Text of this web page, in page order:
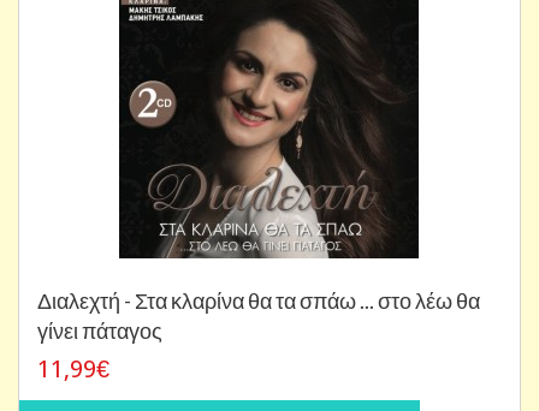
Διαλεχτή - Στα κλαρίνα θα τα σπάω ... στο λέω θα
γίνει πάταγος
11,99€